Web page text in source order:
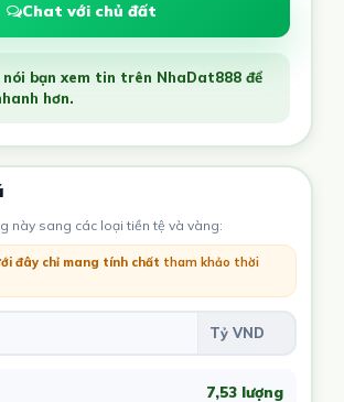
Chat với chủ đất
nói bạn xem tin trên NhaDat888 để
hơn.
này sang các loại tiền tệ và vàng:
đây chỉ mang tính chất tham khảo thời
7,53 lượng